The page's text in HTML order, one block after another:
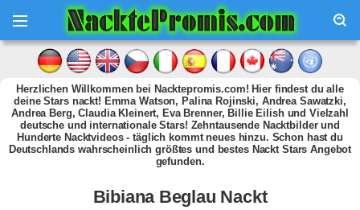
Herzlichen Willkommen bei Nacktepromis.com! Hier findest du alle
deine Stars nackt! Emma Watson, Palina Rojinski, Andrea Sawatzki,
Andrea Berg, Claudia Kleinert, Eva Brenner, Billie Eilish und Vielzahl
deutsche und internationale Stars! Zehntausende Nacktbilder und
Hunderte Nacktvideos - täglich kommt neues hinzu. Schon hast du
Deutschlands wahrscheinlich größtes und bestes Nackt Stars Angebot
gefunden.
Bibiana Beglau Nackt